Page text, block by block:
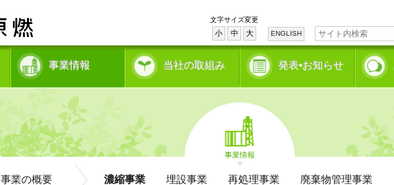
文字サイズ変更
小 中 大 ENGLISH
事業情報 当社の取組み 発表•お知らせ
事業情報
事業の概要 濃縮事業 埋設事業 再処理事業 廃棄物管理事業